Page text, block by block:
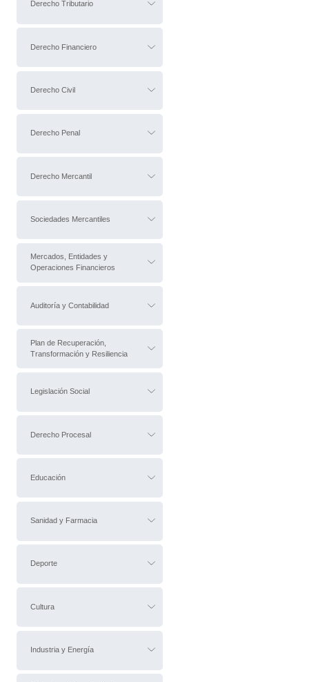
Derecho Tributario
Derecho Financiero
Derecho Civil
Derecho Penal
Derecho Mercantil
Sociedades Mercantiles
Mercados, Entidades y
Operaciones Financieros
Auditoría y Contabilidad
Plan de Recuperación,
Transformación y Resiliencia
Legislación Social
Derecho Procesal
Educación
Sanidad y Farmacia
Deporte
Cultura
Industria y Energía